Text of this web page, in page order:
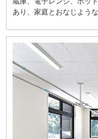
あり、家庭とおなじよう